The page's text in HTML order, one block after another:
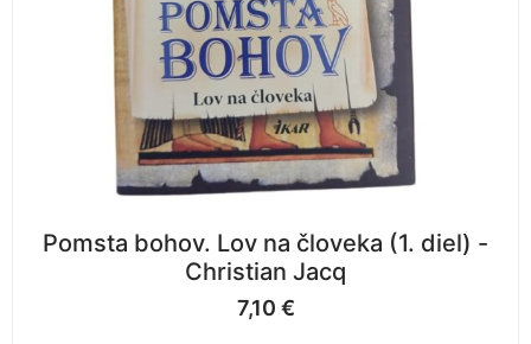
Pomsta bohov. Lov na človeka (1. diel) -
Christian Jacq
7,10 €